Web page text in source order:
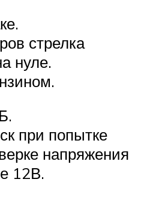
стрелка
нуле.
при попытке
напряжения
12В.